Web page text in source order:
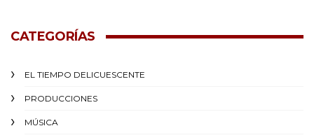
CATEGORÍAS
EL TIEMPO DELICUESCENTE
PRODUCCIONES
MÚSICA